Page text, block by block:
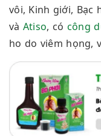
vôi, Kinh giới, Bạc
và Atiso, có công
ho do viêm họng,